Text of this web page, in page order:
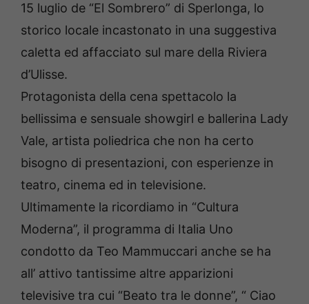
15 luglio de “El Sombrero” di Sperlonga, lo
storico locale incastonato in una suggestiva
caletta ed affacciato sul mare della Riviera
d’Ulisse.
Protagonista della cena spettacolo la
bellissima e sensuale showgirl e ballerina Lady
Vale, artista poliedrica che non ha certo
bisogno di presentazioni, con esperienze in
teatro, cinema ed in televisione.
Ultimamente la ricordiamo in “Cultura
Moderna”, il programma di Italia Uno
condotto da Teo Mammuccari anche se ha
all’ attivo tantissime altre apparizioni
televisive tra cui “Beato tra le donne”, “ Ciao